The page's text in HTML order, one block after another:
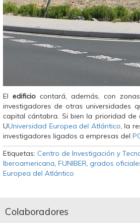
El edificiocontará, además, con
investigadores de otras universidades
capital cántabra. Si bien la prioridad
UUniversidad Europea del Atlántico, la
investigadores ligados a empresas del
Etiquetas: Centro de Investigación y
Iberoamericana, FUNIBER, grados
Europea del Atlántico
Colaboradores